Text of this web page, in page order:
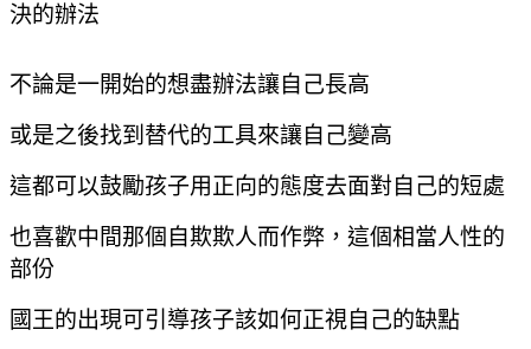
決的辦法
不論是一開始的想盡辦法讓自己長高
或是之後找到替代的工具來讓自己變高
這都可以鼓勵孩子用正向的態度去面對自己的短處
也喜歡中間那個自欺欺人而作弊，這個相當人性的
部份
國王的出現可引導孩子該如何正視自己的缺點